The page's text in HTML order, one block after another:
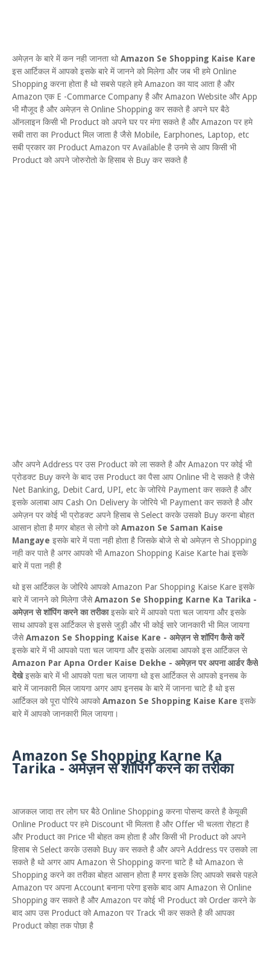
अमेज़न के बारे में कन नही जानता थोAmazon Se Shopping Kaise Kare
इस आर्टिकल में आपको इसके बारे में जानने को मिलेगा और जब भी हमे Online
Shopping करना होता है थो सबसे पहले हमे Amazon का याद आता है और
Amazon एक E -Commarce Company है और Amazon Website और App
भी मौजूद है और अमेज़न से Online Shopping कर सकते है अपने घर बैठे
ऑनलाइन किसी भी Product को अपने घर पर मंगा सकते है और Amazon पर हमे
सबी तारा का Product मिल जाता है जैसे Mobile, Earphones, Laptop, etc
सबी प्रकार का Product Amazon पर Available है उनमे से आप किसी भी
Product को अपने जोरुरोतो के हिसाब से Buy कर सकते है
और अपने Address पर उस Product को ला सकते है और Amazon पर कोई भी
प्रोडक्ट Buy करने के बाद उस Product का पैसा आप Online भी दे सकते है जैसे
Net Banking, Debit Card, UPI, etc के जोरिये Payment कर सकते है और
इसके अलाबा आप Cash On Delivery के जोरिये भी Payment कर सकते है और
अमेज़न पर कोई भी प्रोडक्ट अपने हिसाब से Select करके उसको Buy करना बोहत
आसान होता है मगर बोहत से लोगो कोAmazon Se Saman Kaise
Mangaye इसके बारे में पता नही होता है जिसके बोजे से बो अमेज़न से Shopping
नही कर पाते है अगर आपको भी Amazon Shopping Kaise Karte hai इसके
बारे में पता नही है
थो इस आर्टिकल के जोरिये आपको Amazon Par Shopping Kaise Kare इसके
बारे में जानने को मिलेगा जैसेAmazon Se Shopping Karne Ka Tarika -
अमेज़न से शॉपिंग करने का तरीकाइसके बारे में आपको पता चल जायगा और इसके
साथ आपको इस आर्टिकल से इससे जुड़ी और भी कोई सारे जानकारी भी मिल जायगा
जैसेAmazon Se Shopping Kaise Kare - अमेज़न से शॉपिंग कैसे करें
इसके बारे में भी आपको पता चल जायगा और इसके अलाबा आपको इस आर्टिकल से
Amazon Par Apna Order Kaise Dekhe - अमेज़न पर अपना आर्डर कैसे
देखेइसके बारे में भी आपको पता चल जायगा थो इस आर्टिकल से आपको इनसब के
बारे में जानकारी मिल जायगा अगर आप इनसब के बारे में जानना चाटे है थो इस
आर्टिकल को पूरा पोरिये आपकोAmazon Se Shopping Kaise Kare इसके
बारे में आपको जानकारी मिल जायगा।
Amazon Se Shopping Karne Ka
Tarika - अमेज़न से शॉपिंग करने का तरीका
आजकल जादा तर लोग घर बैठे Online Shopping करना पोसन्द करते है केयूकी
Online Product पर हमे Discount भी मिलता है और Offer भी चलता रोहटा है
और Product का Price भी बोहत कम होता है और किसी भी Product को अपने
हिसाब से Select करके उसको Buy कर सकते है और अपने Address पर उसको ला
सकते है थो अगर आप Amazon से Shopping करना चाटे है थो Amazon से
Shopping करने का तरीका बोहत आसान होता है मगर इसके लिए आपको सबसे पहले
Amazon पर अपना Account बनाना परेगा इसके बाद आप Amazon से Online
Shopping कर सकते है और Amazon पर कोई भी Product को Order करने के
बाद आप उस Product को Amazon पर Track भी कर सकते है की आपका
Product कोहा तक पोछा है